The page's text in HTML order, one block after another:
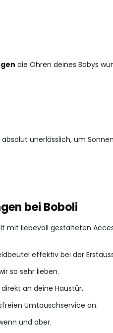
die Ohren deines Babys
absolut unerlässlich, um
bei Boboli
liebevoll gestalteten
effektiv bei der
so sehr lieben.
an deine Haustür.
Umtauschservice an.
und aber.